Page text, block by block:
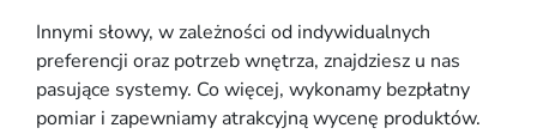
Innymi słowy, w zależności od indywidualnych
preferencji oraz potrzeb wnętrza, znajdziesz u nas
pasujące systemy. Co więcej, wykonamy bezpłatny
pomiar i zapewniamy atrakcyjną wycenę produktów.